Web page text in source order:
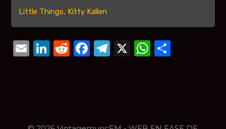
Little Things, Kitty Kallen
Email
LinkedIn
Reddit
Facebook
Telegram
X